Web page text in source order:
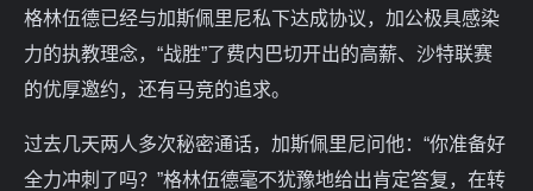
格林伍德已经与加斯佩里尼私下达成协议，加公极具感染
力的执教理念，“战胜”了费内巴切开出的高薪、沙特联赛
的优厚邀约，还有马竞的追求。
过去几天两人多次秘密通话，加斯佩里尼问他：“你准备好
全力冲刺了吗？”格林伍德毫不犹豫地给出肯定答复，在转